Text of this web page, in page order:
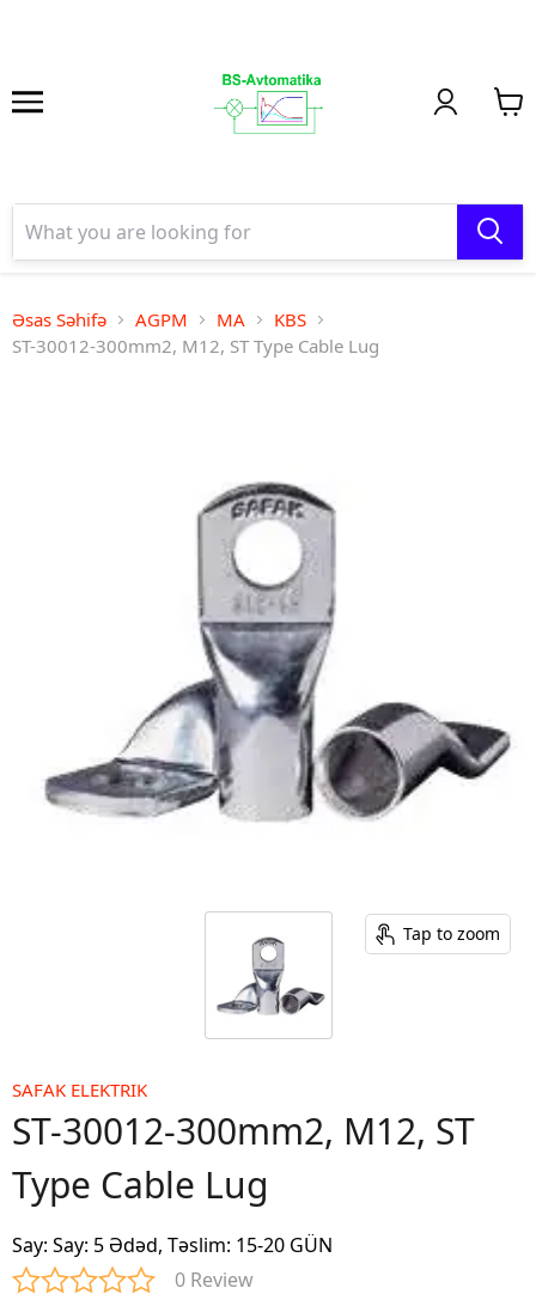
Əsas Səhifə AGPM MA
KBS
ST-30012-300mm2, M12, ST Type Cable Lug
Tap to zoom
SAFAK ELEKTRIK
ST-30012-300mm2, M12, ST
Type Cable Lug
Say: Say: 5 Ədəd, Təslim: 15-20 GÜN
0 Review